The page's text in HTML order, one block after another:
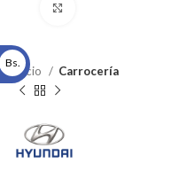
Inicio Carrocería
Bs.